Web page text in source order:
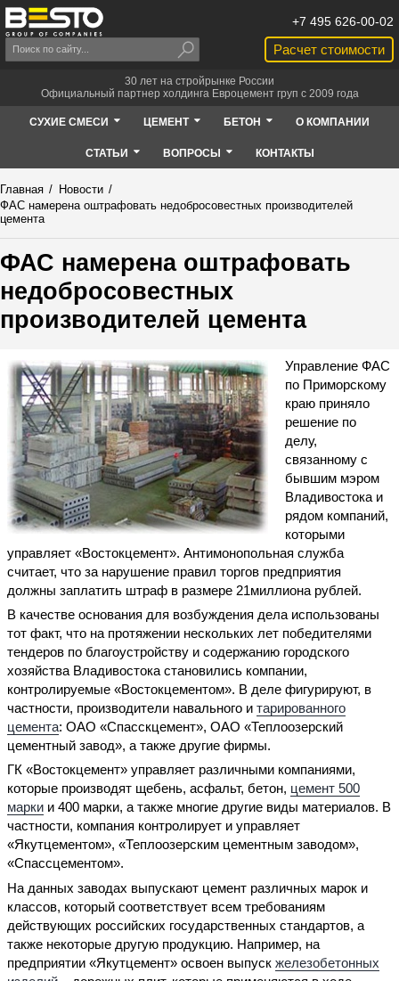
Расчет стоимости
+7 495 626-00-02
30 лет на стройрынке России
Официальный партнер холдинга Евроцемент груп с 2009 года
СУХИЕ СМЕСИ ЦЕМЕНТ БЕТОН О КОМПАНИИ
СТАТЬИ ВОПРОСЫ КОНТАКТЫ
Главная / Новости /
ФАС намерена оштрафовать недобросовестных производителей
цемента
ФАС намерена оштрафовать
недобросовестных
производителей цемента
Управление ФАС
по Приморскому
краю приняло
решение по
делу,
связанному с
бывшим мэром
Владивостока и
рядом компаний,
которыми
управляет «Востокцемент». Антимонопольная служба
считает, что за нарушение правил торгов предприятия
должны заплатить штраф в размере 21миллиона рублей.
В качестве основания для возбуждения дела использованы
тот факт, что на протяжении нескольких лет победителями
тендеров по благоустройству и содержанию городского
хозяйства Владивостока становились компании,
контролируемые «Востокцементом». В деле фигурируют, в
частности, производители навального и тарированного
цемента: ОАО «Спасскцемент», ОАО «Тепло­озерский
цементный завод», а также другие фирмы.
ГК «Востокцемент» управляет различными компаниями,
которые производят щебень, асфальт, бетон, цемент 500
марки и 400 марки, а также многие другие виды материалов. В
частности, компания контролирует и управляет
«Якутцементом», «Теплоозерским цементным заводом»,
«Спассцементом».
На данных заводах выпускают цемент различных марок и
классов, который соответствует всем требованиям
действующих российских государственных стандартов, а
также некоторые другую продукцию. Например, на
предприятии «Якутцемент» освоен выпуск железобетонных